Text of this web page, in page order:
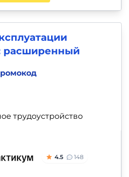
расширенный
трудоустройство
4.5 148